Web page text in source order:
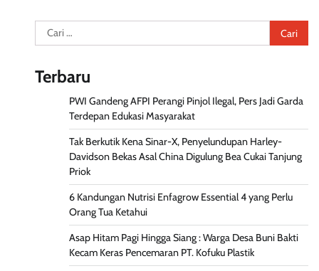
Cari
untuk:
Terbaru
PWI Gandeng AFPI Perangi Pinjol Ilegal, Pers Jadi Garda
Terdepan Edukasi Masyarakat
Tak Berkutik Kena Sinar-X, Penyelundupan Harley-
Davidson Bekas Asal China Digulung Bea Cukai Tanjung
Priok
6 Kandungan Nutrisi Enfagrow Essential 4 yang Perlu
Orang Tua Ketahui
Asap Hitam Pagi Hingga Siang : Warga Desa Buni Bakti
Kecam Keras Pencemaran PT. Kofuku Plastik